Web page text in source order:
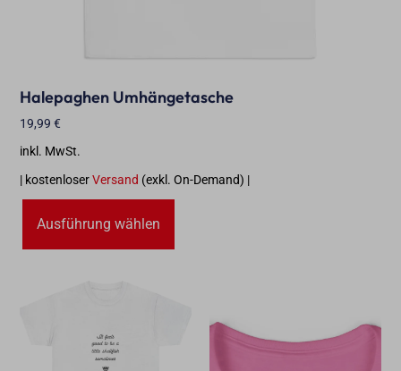
Halepaghen Umhängetasche
19,99€
inkl. MwSt.
| kostenloserVersand (exkl. On-Demand) |
Ausführung wählen